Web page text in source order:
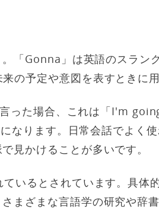
「Gonna」は英語のスラング
の予定や意図を表すときに用
った場合、これは「I'm
なります。日常会話でよく
見かけることが多いです。
いるとされています。具体
まざまな言語学の研究や辞